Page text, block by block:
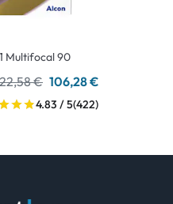
Multifocal 90
€ 106,28 €
4.83 / 5(422)